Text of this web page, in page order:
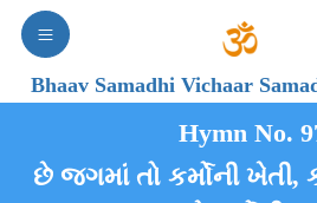
Bhaav Samadhi Vichaar
Hymn No.
છે જગમાં તો કર્મોની ખેતી,